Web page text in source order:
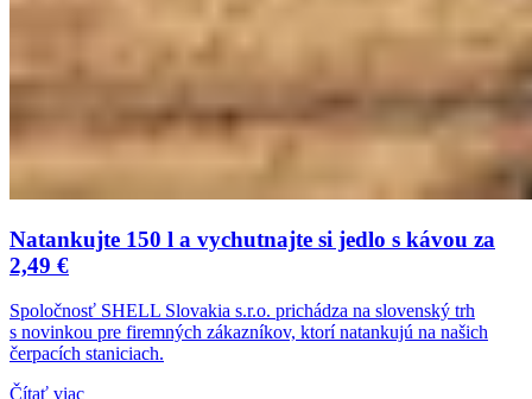
Natankujte 150 l a vychutnajte si jedlo s kávou za
2,49 €
Spoločnosť SHELL Slovakia s.r.o. prichádza na slovenský trh
s novinkou pre firemných zákazníkov, ktorí natankujú na našich
čerpacích staniciach.
Čítať viac